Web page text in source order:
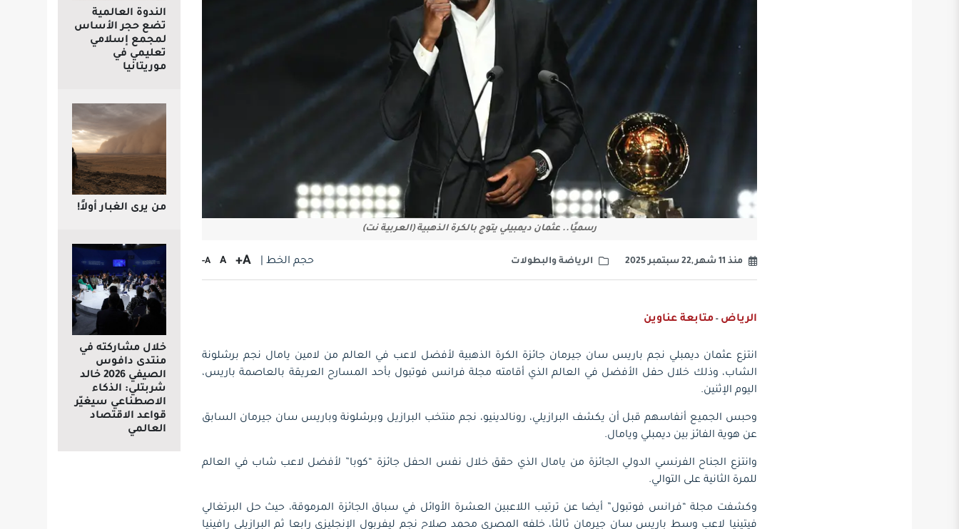
رسميًا.. عثمان ديمبيلي يتوج بالكرة الذهبية (العربية نت)
منذ 11 شهر ,22 سبتمبر 2025 الرياضة والبطولات حجم الخط | A+
A
A-
الرياض - متابعة عناوين
انتزع عثمان ديمبلي نجم باريس سان جيرمان جائزة الكرة الذهبية لأفضل لاعب في العالم من لامين يامال نجم برشلونة
الشاب، وذلك خلال حفل الأفضل في العالم الذي أقامته مجلة فرانس فوتبول بأحد المسارح العريقة بالعاصمة باريس،
اليوم الإثنين.
وحبس الجميع أنفاسهم قبل أن يكشف البرازيلي، رونالدينيو، نجم منتخب البرازيل وبرشلونة وباريس سان جيرمان السابق
عن هوية الفائز بين ديمبلي ويامال.
وانتزع الجناح الفرنسي الدولي الجائزة من يامال الذي حقق خلال نفس الحفل جائزة “كوبا” لأفضل لاعب شاب في العالم
للمرة الثانية على التوالي.
وكشفت مجلة “فرانس فوتبول” أيضا عن ترتيب اللاعبين العشرة الأوائل في سباق الجائزة المرموقة، حيث حل البرتغالي
فيتينيا لاعب وسط باريس سان جيرمان ثالثا، خلفه المصري محمد صلاح نجم ليفربول الإنجليزي رابعا ثم البرازيلي رافينيا
الندوة العالمية
تضع حجر الأساس
لمجمع إسلامي
تعليمي في
موريتانيا
من يرى الغبار أولاً!
خلال مشاركته في
منتدى دافوس
الصيفي 2026 خالد
شربتلي: الذكاء
الاصطناعي سيغيّر
قواعد الاقتصاد
العالمي